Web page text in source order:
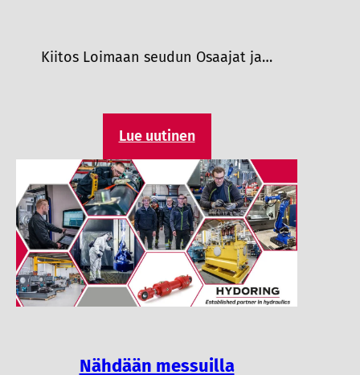
Kiitos Loimaan seudun Osaajat ja…
Lue uutinen
Nähdään messuilla